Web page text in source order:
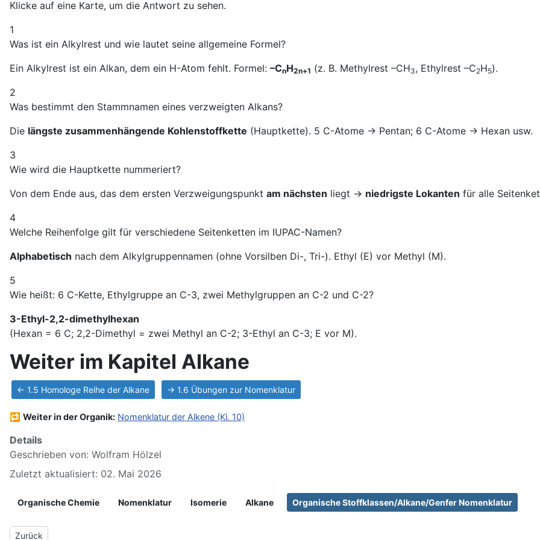
Klicke auf eine Karte, um die Antwort zu sehen.
1
Was ist ein Alkylrest und wie lautet seine allgemeine Formel?
Ein Alkylrest ist ein Alkan, dem ein H-Atom fehlt. Formel: –CnH2n+1 (z. B. Methylrest –CH3, Ethylrest –C2H5).
2
Was bestimmt den Stammnamen eines verzweigten Alkans?
Die längste zusammenhängende Kohlenstoffkette (Hauptkette). 5 C-Atome → Pentan; 6 C-Atome → Hexan usw.
3
Wie wird die Hauptkette nummeriert?
Von dem Ende aus, das dem ersten Verzweigungspunkt am nächsten liegt → niedrigste Lokanten für alle
4
Welche Reihenfolge gilt für verschiedene Seitenketten im IUPAC-Namen?
Alphabetisch nach dem Alkylgruppennamen (ohne Vorsilben Di-, Tri-). Ethyl (E) vor Methyl (M).
5
Wie heißt: 6 C-Kette, Ethylgruppe an C-3, zwei Methylgruppen an C-2 und C-2?
3-Ethyl-2,2-dimethylhexan
(Hexan = 6 C; 2,2-Dimethyl = zwei Methyl an C-2; 3-Ethyl an C-3; E vor M).
Weiter im Kapitel Alkane
← 1.5 Homologe Reihe der Alkane → 1.6 Übungen zur Nomenklatur
🔁 Weiter in der Organik: Nomenklatur der Alkene (Kl. 10)
Details
Geschrieben von: Wolfram Hölzel
Zuletzt aktualisiert: 02. Mai 2026
Organische Chemie Nomenklatur Isomerie Alkane Organische Stoffklassen/Alkane/Genfer Nomenklatur
Vorheriger Beitrag: 01.5 Homologe Reihe der Alkane
Zurück